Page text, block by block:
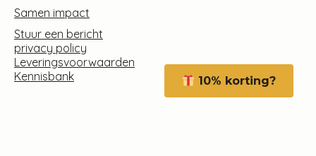
10% korting?
Samen impact
Stuur een bericht
privacy policy
Leveringsvoorwaarden
Kennisbank